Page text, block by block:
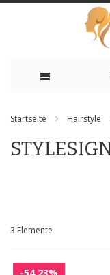
springen
Startseite Hairstyle
3 Elemente